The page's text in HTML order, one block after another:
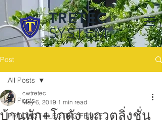
TRETEC
SYSTEM
Post
All Posts
PRODUCT ELECTRIC FENCE
All Posts
บ้านพัก+โกดัง แถวตลิ่งชั่น
cwtretec
May 6, 2019 1 min read